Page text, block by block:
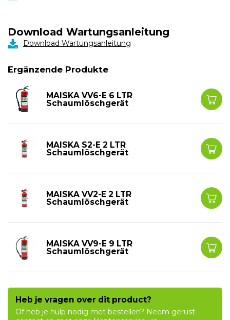
Download Wartungsanleitung
Download Wartungsanleitung
Ergänzende Produkte
MAISKA VV6-E 6 LTR
Schaumlöschgerät
MAISKA S2-E 2 LTR
Schaumlöschgerät
MAISKA VV2-E 2 LTR
Schaumlöschgerät
MAISKA VV9-E 9 LTR
Schaumlöschgerät
Heb je vragen over dit product?
Of heb je hulp nodig met bestellen? Neem gerust